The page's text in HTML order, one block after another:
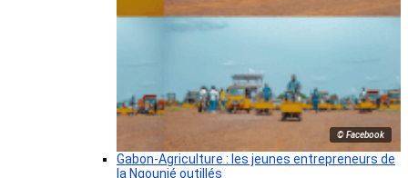
© Facebook
Gabon-Agriculture : les jeunes entrepreneurs de
la Ngounié outillés